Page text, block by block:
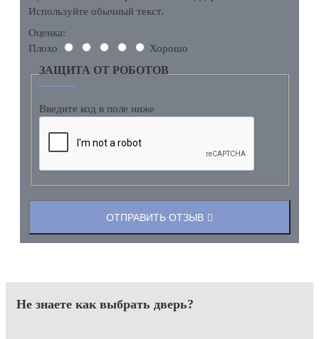
Используйте обычный текст.
Оценка:
Плохо
Хорошо
ЗАЩИТА ОТ РОБОТОВ
Введите код в поле ниже
ОТПРАВИТЬ ОТЗЫВ
Не знаете как выбрать дверь?